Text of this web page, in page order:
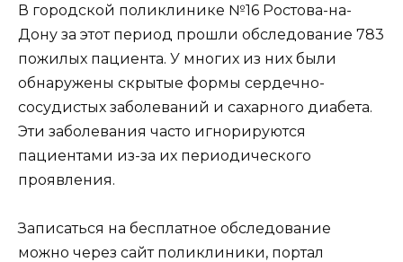
В городской поликлинике №16 Ростова-на-
Дону за этот период прошли обследование 783
пожилых пациента. У многих из них были
обнаружены скрытые формы сердечно-
сосудистых заболеваний и сахарного диабета.
Эти заболевания часто игнорируются
пациентами из-за их периодического
проявления.
Записаться на бесплатное обследование
можно через сайт поликлиники, портал